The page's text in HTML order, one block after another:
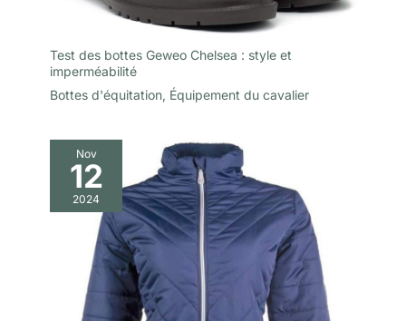
Test des bottes Geweo Chelsea : style et
imperméabilité
Bottes d'équitation, Équipement du cavalier
Nov
12
2024